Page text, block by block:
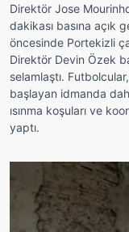
Direktör Jose
dakikası basına açık
öncesinde Portekizli
Direktör Devin Özek
selamlaştı.
başlayan idmanda
ısınma koşuları ve
yaptı.